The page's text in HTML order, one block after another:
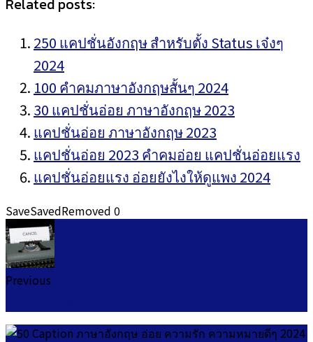
Related posts:
250 แคปชั่นอังกฤษ สำหรับตั้ง Status เจ๋งๆ
2024
100 คำคมภาษาอังกฤษสั้นๆ 2024
30 แคปชั่นอ่อย ภาษาอังกฤษ 2023
แคปชั่นอ่อย ภาษาอังกฤษ 2023
แคปชั่นอ่อย 2023 คำคมอ่อย แคปชั่นอ่อยแรง
แคปชั่นอ่อยแรง อ่อยยังไงให้ดูแพง 2024
SaveSavedRemoved 0
Previous